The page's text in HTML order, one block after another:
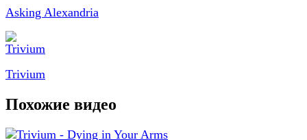
Asking Alexandria
Trivium
Похожие видео